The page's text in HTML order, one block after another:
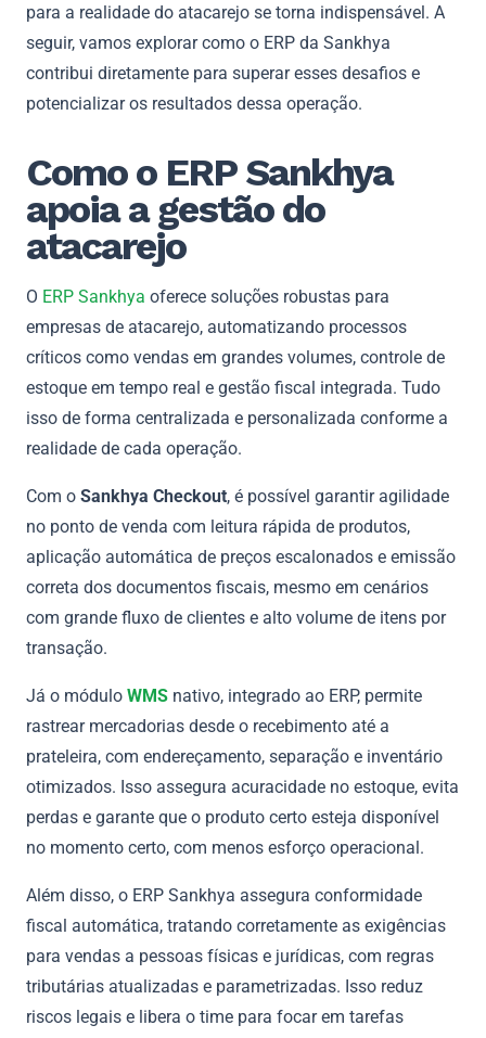
para a realidade do atacarejo se torna indispensável. A
seguir, vamos explorar como o ERP da Sankhya
contribui diretamente para superar esses desafios e
potencializar os resultados dessa operação.
Como o ERP Sankhya
apoia a gestão do
atacarejo
O ERP Sankhya oferece soluções robustas para
empresas de atacarejo, automatizando processos
críticos como vendas em grandes volumes, controle de
estoque em tempo real e gestão fiscal integrada. Tudo
isso de forma centralizada e personalizada conforme a
realidade de cada operação.
Com o Sankhya Checkout, é possível garantir agilidade
no ponto de venda com leitura rápida de produtos,
aplicação automática de preços escalonados e emissão
correta dos documentos fiscais, mesmo em cenários
com grande fluxo de clientes e alto volume de itens por
transação.
Já o módulo WMS nativo, integrado ao ERP, permite
rastrear mercadorias desde o recebimento até a
prateleira, com endereçamento, separação e inventário
otimizados. Isso assegura acuracidade no estoque, evita
perdas e garante que o produto certo esteja disponível
no momento certo, com menos esforço operacional.
Além disso, o ERP Sankhya assegura conformidade
fiscal automática, tratando corretamente as exigências
para vendas a pessoas físicas e jurídicas, com regras
tributárias atualizadas e parametrizadas. Isso reduz
riscos legais e libera o time para focar em tarefas